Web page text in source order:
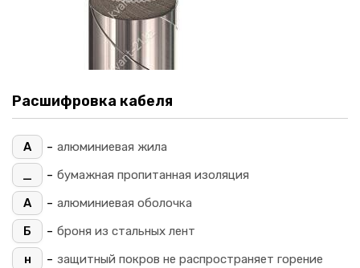
Расшифровка кабеля
А - алюминиевая жила
_
- бумажная пропитанная изоляция
А
- алюминиевая оболочка
Б
- броня из стальных лент
н
- защитный покров не распространяет горение